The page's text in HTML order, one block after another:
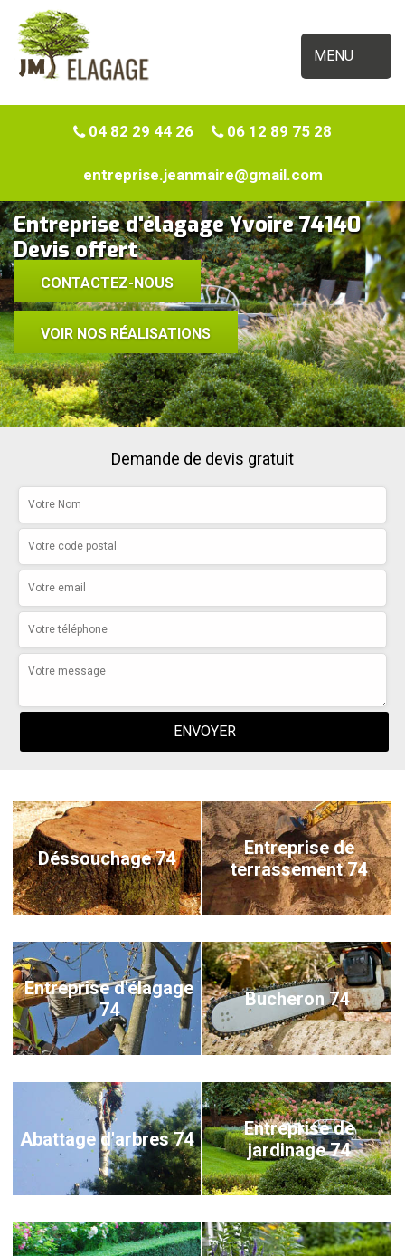
MENU
04 82 29 44 26 06 12 89 75 28
entreprise.jeanmaire@gmail.com
Entreprise d'élagage Yvoire 74140
Devis offert
CONTACTEZ-NOUS
VOIR NOS RÉALISATIONS
Demande de devis gratuit
Déssouchage 74
Entreprise de
terrassement 74
Entreprise d'élagage
74
Bucheron 74
Abattage d'arbres 74
Entreprise de
jardinage 74